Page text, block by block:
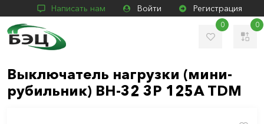
Написать нам Войти Регистрация
0 0
Выключатель нагрузки (мини-
рубильник) ВН-32 3P 125A TDM